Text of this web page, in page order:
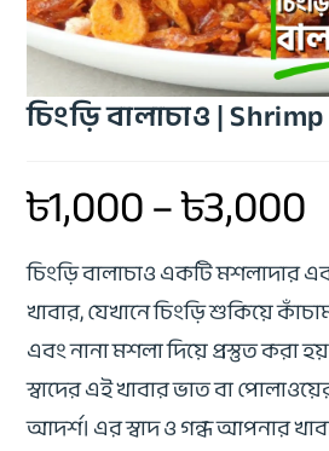
চিংড়ি বালাচাও |
৳1,000–৳3,000
চিংড়ি বালাচাও একটি মশলাদার
খাবার, যেখানে চিংড়ি শুকিয়ে
এবং নানা মশলা দিয়ে প্রস্তুত করা
স্বাদের এই খাবার ভাত বা
আদর্শ। এর স্বাদ ও গন্ধ আপনার